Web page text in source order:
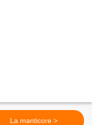
La manticore >